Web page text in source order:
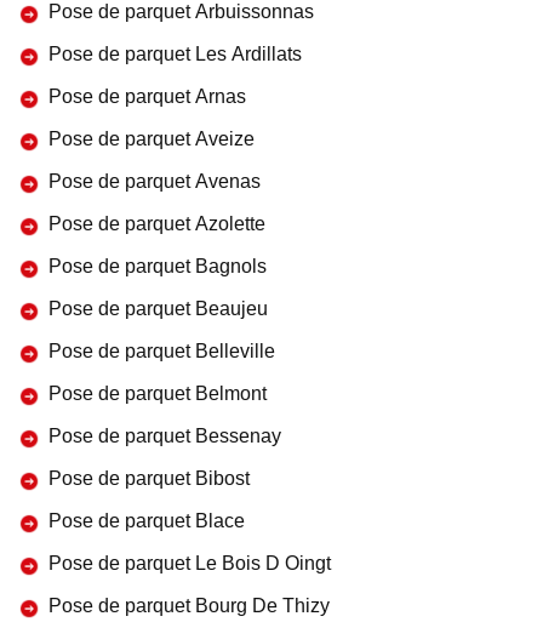
Pose de parquet Arbuissonnas
Pose de parquet Les Ardillats
Pose de parquet Arnas
Pose de parquet Aveize
Pose de parquet Avenas
Pose de parquet Azolette
Pose de parquet Bagnols
Pose de parquet Beaujeu
Pose de parquet Belleville
Pose de parquet Belmont
Pose de parquet Bessenay
Pose de parquet Bibost
Pose de parquet Blace
Pose de parquet Le Bois D Oingt
Pose de parquet Bourg De Thizy